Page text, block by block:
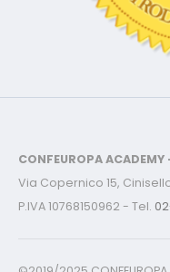
CONFEUROPA
Via Copernico 15,
P.IVA 10768150962 - Tel.